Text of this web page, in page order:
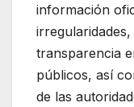
información
transparencia
públicos, así
de las